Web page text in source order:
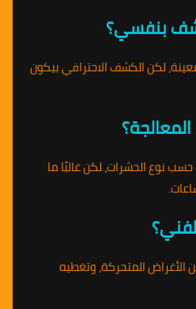
بنفسي؟
لكن الكشف الاحترافي بيكون
نوع الحشرات، لكن غالبًا ما
المتحركة، وتغطيه